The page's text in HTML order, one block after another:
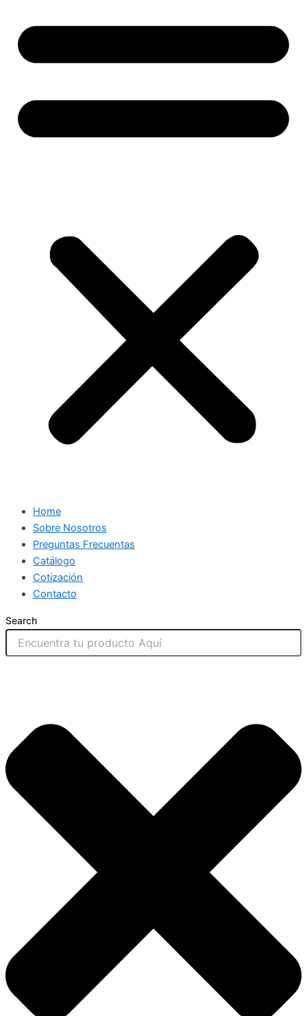
Home
Sobre Nosotros
Preguntas Frecuentas
Catálogo
Cotización
Contacto
Search